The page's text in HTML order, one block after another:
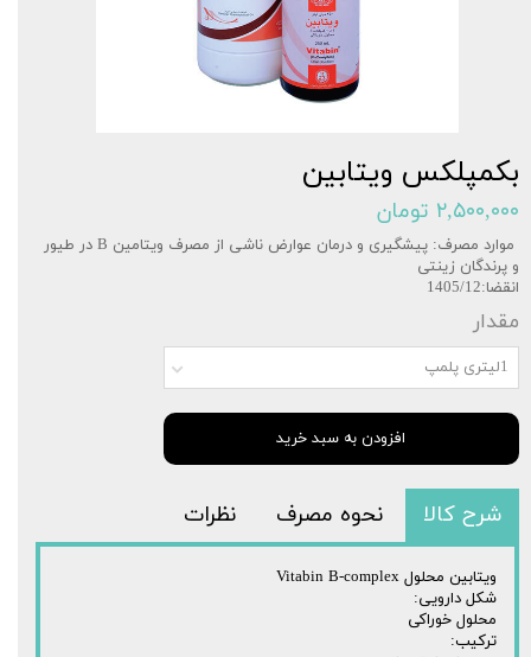
بکمپلکس ویتابین
۲,۵۰۰,۰۰۰ تومان
موارد مصرف: پیشگیری و درمان ‌عوارض ناشی از مصرف ویتامین B در طیور
و پرندگان زینتی
انقضا:1405/12
مقدار
1لیتری پلمپ
افزودن به سبد خرید
شرح کالا نحوه مصرف نظرات
ویتابین محلول Vitabin B-complex
شکل دارویی:
محلول خوراکی
ترکیب: